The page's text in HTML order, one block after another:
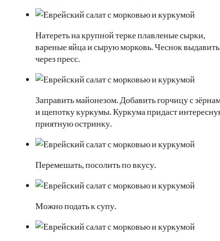
Натереть на крупной терке плавленые сырки,
вареные яйца и сырую морковь. Чеснок выдавить
через пресс.
Заправить майонезом. Добавить горчицу с
и щепотку куркумы. Куркума придаст
приятную остринку.
Перемешать, посолить по вкусу.
Можно подать к супу.